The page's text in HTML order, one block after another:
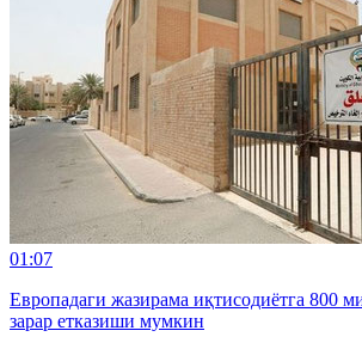
01:07
Европадаги жазирама иқтисодиётга 800
зарар етказиши мумкин